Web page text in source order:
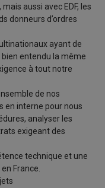
aussi avec EDF, les
donneurs d’ordres
ayant de
entendu la même
à tout notre
de nos
en interne pour nous
analyser les
exigeant des
technique et une
France.